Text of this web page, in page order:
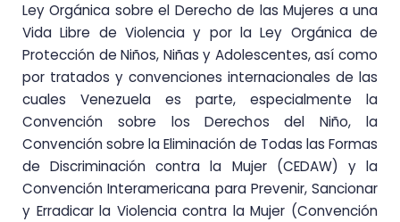
Ley Orgánica sobre el Derecho de las Mujeres a una
Vida Libre de Violencia y por la Ley Orgánica de
Protección de Niños, Niñas y Adolescentes, así como
por tratados y convenciones internacionales de las
cuales Venezuela es parte, especialmente la
Convención sobre los Derechos del Niño, la
Convención sobre la Eliminación de Todas las Formas
de Discriminación contra la Mujer (CEDAW) y la
Convención Interamericana para Prevenir, Sancionar
y Erradicar la Violencia contra la Mujer (Convención